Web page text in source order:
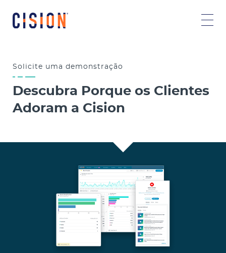
Solicite uma demonstração
Descubra Porque os Clientes
Adoram a Cision